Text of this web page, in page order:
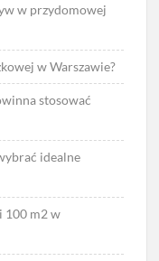
w przydomowej
w Warszawie?
stosować
idealne
100 m2 w